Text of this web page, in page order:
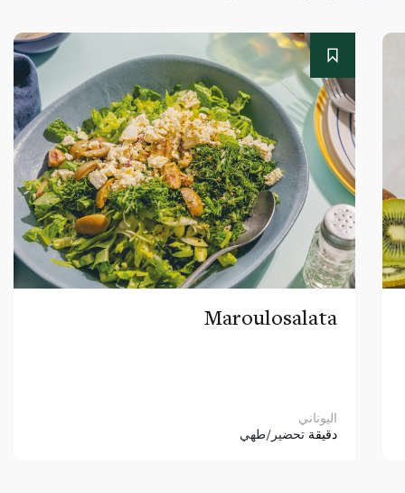
Maroulosalata
اليوناني
دقيقة تحضير/طهي